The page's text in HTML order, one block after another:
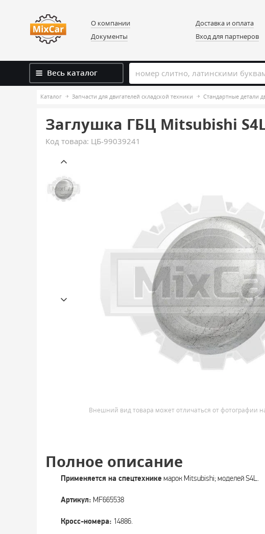
О компании
Документы
Доставка и оплата
Вход для партнеров
Весь каталог
Каталог Запчасти для двигателей складской техники Стандартные детали
Заглушка ГБЦ Mitsubishi
Код товара: ЦБ-99039241
Внешний вид товара может отличаться от фотографии
Полное описание
Применяется на спецтехнике марок Mitsubishi; моделей S4L.
Артикул: MF665538
Кросс-номера: 14886.